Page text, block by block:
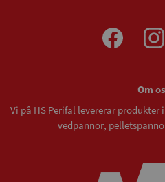
Om
Vi på HS Perifal levererar
vedpannor,